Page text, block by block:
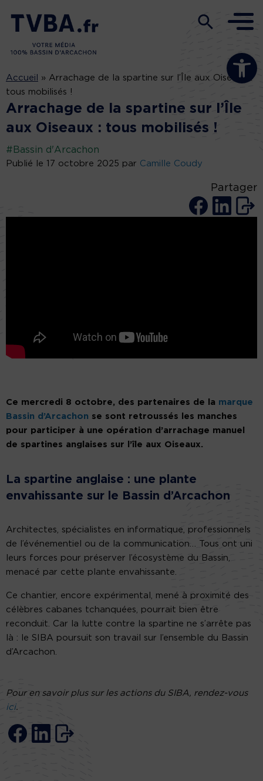
Ouvrir la
Accueil » Arrachage de la spartine sur l’Île aux Oiseaux :
tous mobilisés !
Arrachage de la spartine sur l’Île
aux Oiseaux : tous mobilisés !
#Bassin d'Arcachon
Publié le 17 octobre 2025 par Camille Coudy
Partager
Ce mercredi 8 octobre, des partenaires de la marque
Bassin d’Arcachon se sont retroussés les manches
pour participer à une opération d’arrachage manuel
de spartines anglaises sur l’île aux Oiseaux.
La spartine anglaise : une plante
envahissante sur le Bassin d’Arcachon
Architectes, spécialistes en informatique, professionnels
de l’événementiel ou de la communication… Tous ont uni
leurs forces pour préserver l’écosystème du Bassin,
menacé par cette plante envahissante.
Ce chantier, encore expérimental, mené à proximité des
célèbres cabanes tchanquées, pourrait bien être
reconduit. Car la lutte contre la spartine ne s’arrête pas
là : le SIBA poursuit son travail sur l’ensemble du Bassin
d’Arcachon.
Pour en savoir plus sur les actions du SIBA, rendez-vous
ici.